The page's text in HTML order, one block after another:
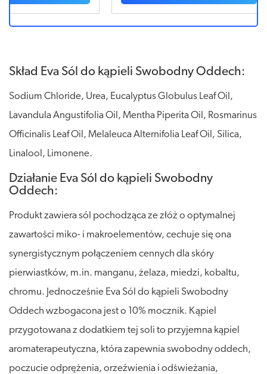
Skład Eva Sól do kąpieli Swobodny Oddech:
Sodium Chloride, Urea, Eucalyptus Globulus Leaf Oil,
Lavandula Angustifolia Oil, Mentha Piperita Oil, Rosmarinus
Officinalis Leaf Oil, Melaleuca Alternifolia Leaf Oil, Silica,
Linalool, Limonene.
Działanie Eva Sól do kąpieli Swobodny
Oddech:
Produkt zawiera sól pochodząca ze złóż o optymalnej
zawartości miko- i makroelementów, cechuje się ona
synergistycznym połączeniem cennych dla skóry
pierwiastków, m.in. manganu, żelaza, miedzi, kobaltu,
chromu. Jednocześnie Eva Sól do kąpieli Swobodny
Oddech wzbogacona jest o 10% mocznik. Kąpiel
przygotowana z dodatkiem tej soli to przyjemna kąpiel
aromaterapeutyczna, która zapewnia swobodny oddech,
poczucie odprężenia, orzeźwienia i odświeżania,